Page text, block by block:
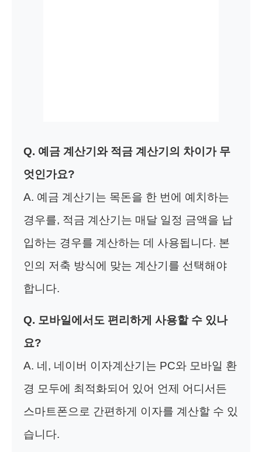
Q. 예금 계산기와 적금 계산기의 차이가 무
엇인가요?
A. 예금 계산기는 목돈을 한 번에 예치하는
경우를, 적금 계산기는 매달 일정 금액을 납
입하는 경우를 계산하는 데 사용됩니다. 본
인의 저축 방식에 맞는 계산기를 선택해야
합니다.
Q. 모바일에서도 편리하게 사용할 수 있나
요?
A. 네, 네이버 이자계산기는 PC와 모바일 환
경 모두에 최적화되어 있어 언제 어디서든
스마트폰으로 간편하게 이자를 계산할 수 있
습니다.